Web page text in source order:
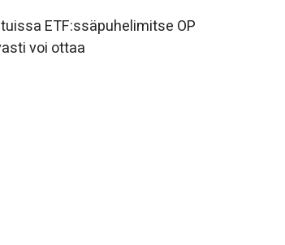
ETF:ssäpuhelimitse OP
voi ottaa